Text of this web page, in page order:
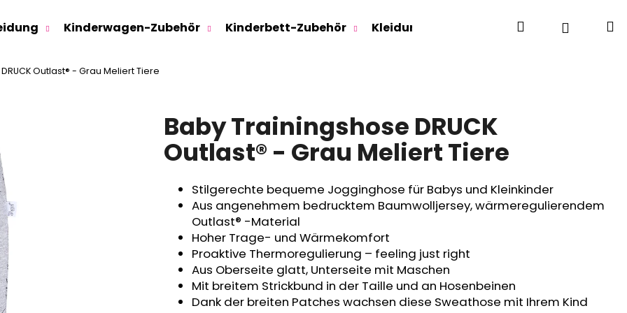
Kinderwagen-Zubehör Kinderbett-Zubehör Kleidung für Jugendliche Für
SuchenLogin
Outlast® - Grau Meliert Tiere
Baby Trainingshose DRUCK
Outlast® - Grau Meliert Tiere
Stilgerechte bequeme Jogginghose für Babys und Kleinkinder
Aus angenehmem bedrucktem Baumwolljersey, wärmeregulierendem
Outlast® -Material
Hoher Trage- und Wärmekomfort
Proaktive Thermoregulierung – feeling just right
Aus Oberseite glatt, Unterseite mit Maschen
Mit breitem Strickbund in der Taille und an Hosenbeinen
Dank der breiten Patches wachsen diese Sweathose mit Ihrem Kind
Was suchen Sie?
SUCHEN
- DENIM LÖWE
KINDERSITZUNTERLAGE OUTLAST® -